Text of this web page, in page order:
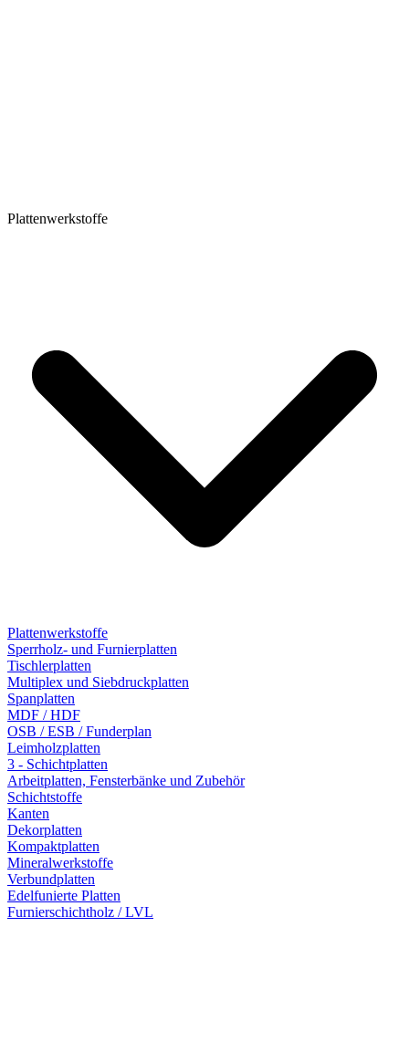
Plattenwerkstoffe
Plattenwerkstoffe
Sperrholz- und Furnierplatten
Tischlerplatten
Multiplex und Siebdruckplatten
Spanplatten
MDF / HDF
OSB / ESB / Funderplan
Leimholzplatten
3 - Schichtplatten
Arbeitplatten, Fensterbänke und Zubehör
Schichtstoffe
Kanten
Dekorplatten
Kompaktplatten
Mineralwerkstoffe
Verbundplatten
Edelfunierte Platten
Furnierschichtholz / LVL